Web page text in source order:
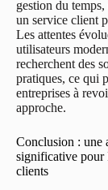
gestion du temps,
un service client
Les attentes
utilisateurs
recherchent des
pratiques, ce qui
entreprises à
approche.
Conclusion : une
significative pour
clients